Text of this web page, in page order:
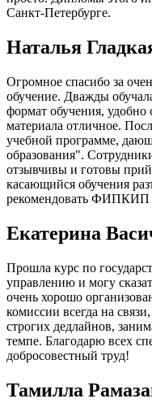
Санкт-Петербурге.
Наталья
Огромное спасибо за
обучение. Дважды
формат обучения, удобно
материала отличное.
учебной программе,
образования".
отзывчивы и готовы
касающийся обучения
рекомендовать ФИПКИП
Екатерина
Прошла курс по
управлению и могу
очень хорошо
комиссии всегда на
строгих дедлайнов,
темпе. Благодарю всех
добросовестный труд!
Тамилла